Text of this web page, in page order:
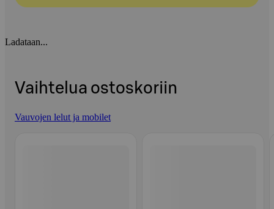
Ladataan...
Vaihtelua ostoskoriin
Vauvojen lelut ja mobilet